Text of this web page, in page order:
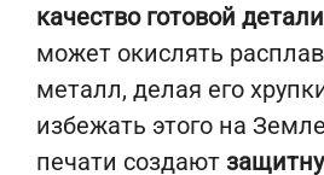
качество готовой детали
может окислять
металл, делая его
избежать этого на
печати создают